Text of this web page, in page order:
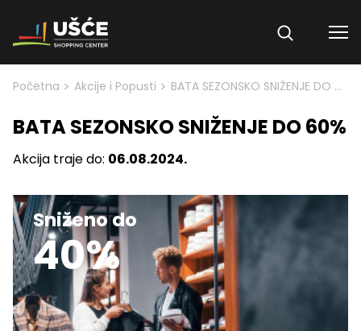
Skip to content
Početna > Akcije i Popusti > BATA SEZONSKO SNIŽENJE DO 60%
BATA SEZONSKO SNIŽENJE DO 60%
Akcija traje do: 06.08.2024.
Sniženo do
40%